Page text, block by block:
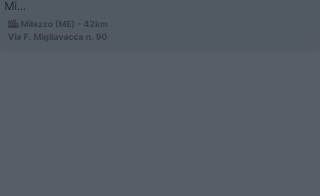
Mi...
Milazzo (ME) - 42km
Via F. Migliavacca n. 90